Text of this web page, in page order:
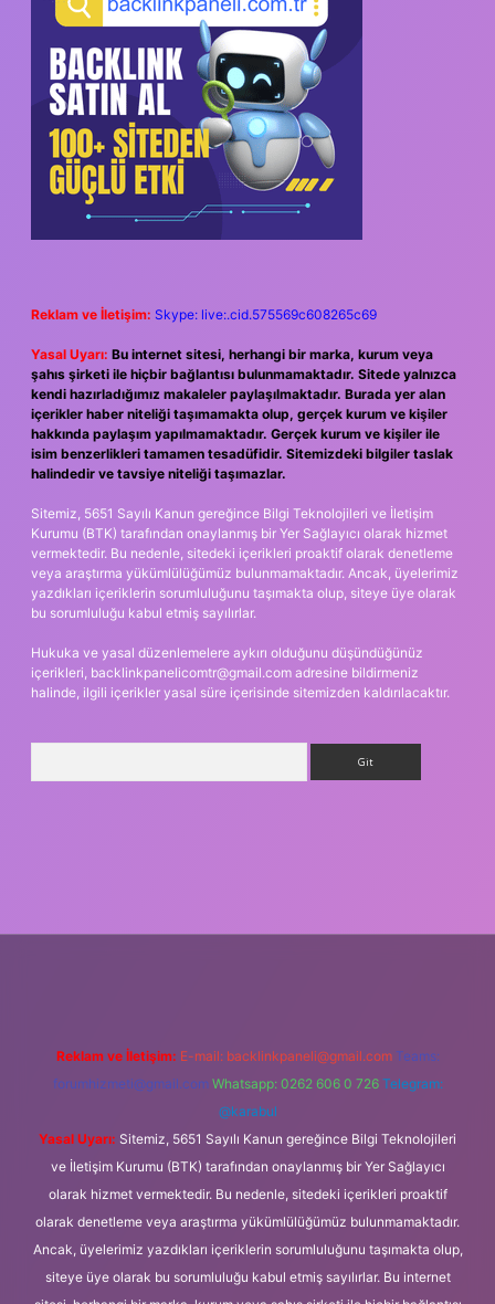
Reklam ve İletişim: Skype: live:.cid.575569c608265c69
Yasal Uyarı: Bu internet sitesi, herhangi bir marka, kurum veya
şahıs şirketi ile hiçbir bağlantısı bulunmamaktadır. Sitede yalnızca
kendi hazırladığımız makaleler paylaşılmaktadır. Burada yer alan
içerikler haber niteliği taşımamakta olup, gerçek kurum ve kişiler
hakkında paylaşım yapılmamaktadır. Gerçek kurum ve kişiler ile
isim benzerlikleri tamamen tesadüfidir. Sitemizdeki bilgiler taslak
halindedir ve tavsiye niteliği taşımazlar.
Sitemiz, 5651 Sayılı Kanun gereğince Bilgi Teknolojileri ve İletişim
Kurumu (BTK) tarafından onaylanmış bir Yer Sağlayıcı olarak hizmet
vermektedir. Bu nedenle, sitedeki içerikleri proaktif olarak denetleme
veya araştırma yükümlülüğümüz bulunmamaktadır. Ancak, üyelerimiz
yazdıkları içeriklerin sorumluluğunu taşımakta olup, siteye üye olarak
bu sorumluluğu kabul etmiş sayılırlar.
Hukuka ve yasal düzenlemelere aykırı olduğunu düşündüğünüz
içerikleri, backlinkpanelicomtr@gmail.com adresine bildirmeniz
halinde, ilgili içerikler yasal süre içerisinde sitemizden kaldırılacaktır.
Reklam ve İletişim: E-mail: backlinkpaneli@gmail.com Teams:
forumhizmeti@gmail.com Whatsapp: 0262 606 0 726 Telegram:
@karabul
Yasal Uyarı: Sitemiz, 5651 Sayılı Kanun gereğince Bilgi Teknolojileri
ve İletişim Kurumu (BTK) tarafından onaylanmış bir Yer Sağlayıcı
olarak hizmet vermektedir. Bu nedenle, sitedeki içerikleri proaktif
olarak denetleme veya araştırma yükümlülüğümüz bulunmamaktadır.
Ancak, üyelerimiz yazdıkları içeriklerin sorumluluğunu taşımakta olup,
siteye üye olarak bu sorumluluğu kabul etmiş sayılırlar. Bu internet